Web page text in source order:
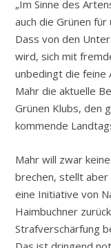
„Im Sinne des
auch die Grünen
Dass von den
wird, sich mit
unbedingt die feine
Mahr die aktuelle
Grünen Klubs, den
kommende
Mahr will zwar
brechen, stellt aber
eine Initiative von
Haimbuchner
Strafverschärfung